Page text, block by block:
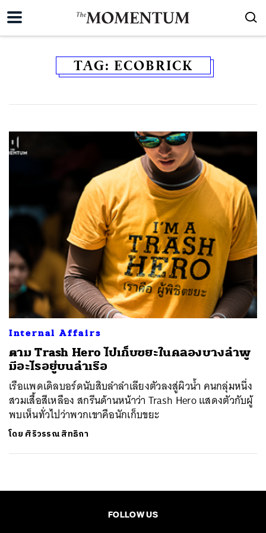
TAG: ECOBRICK
Internal Affairs
ตาม Trash Hero ไปเก็บขยะในคลองบางลำพู
มีอะไรอยู่บนลำเรือ
เรือแพดเดิลบอร์ดนับสิบลำลำเลียงตัวลงสู่ผิวน้ำ คนกลุ่มหนึ่ง
สวมเสื้อสีเหลือง สกรีนด้านหน้าว่า Trash Hero แสดงตัวกับผู้
พบเห็นทั่วไปว่าพวกเขาคือนักเก็บขยะ
โดย ศิริวรรณ สิทธิกา
FOLLOW US
ค้นหา
SHARE TWEET LINE EMAIL